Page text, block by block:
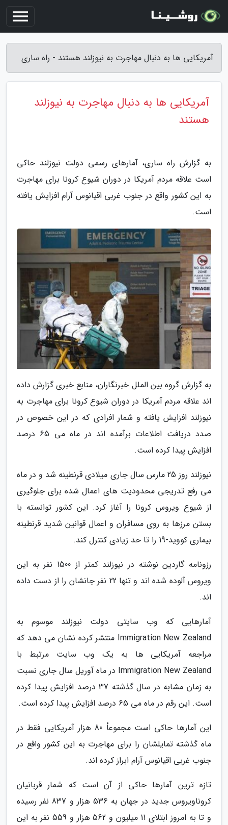
آمریکایی ها به دنبال مهاجرت به نیوزلند هستند - راه ساری
آمریکایی ها به دنبال مهاجرت به نیوزلند
هستند
به گزارش راه ساری، آمارهای رسمی دولت نیوزلند حاکی
است علاقه مردم آمریکا در دوران شیوع کرونا برای مهاجرت
به این کشور واقع در جنوب غربی اقیانوس آرام افزایش یافته
است.
به گزارش گروه بین الملل خبرنگاران، منابع خبری گزارش داده
اند علاقه مردم آمریکا در دوران شیوع کرونا برای مهاجرت به
نیوزلند افزایش یافته و شمار افرادی که در این خصوص در
صدد دریافت اطلاعات برآمده اند در ماه می 65 درصد
افزایش پیدا کرده است.
نیوزلند روز 25 مارس سال جاری میلادی قرنطینه شد و در ماه
می رفع تدریجی محدودیت های اعمال شده برای جلوگیری
از شیوع ویروس کرونا را آغاز کرد. این کشور توانسته با
بستن مرزها به روی مسافران و اعمال قوانین شدید قرنطینه
بیماری کووید-19 را تا حد زیادی کنترل کند.
رزونامه گاردین نوشته در نیوزلند کمتر از 1500 نفر به این
ویروس آلوده شده اند و تنها 22 نفر جانشان را از دست داده
اند.
آمارهایی که وب سایتی دولت نیوزلند موسوم به
Immigration New Zealand منتشر کرده نشان می دهد که
مراجعه آمریکایی ها به یک وب سایت مرتبط با
Immigration New Zealand در ماه آوریل سال جاری نسبت
به زمان مشابه در سال گذشته 37 درصد افزایش پیدا کرده
است. این رقم در ماه می 65 درصد افزایش پیدا کرده است.
این آمارها حاکی است مجموعاْ 80 هزار آمریکایی فقط در
ماه گذشته تمایلشان را برای مهاجرت به این کشور واقع در
جنوب غربی اقیانوس آرام ابراز کرده اند.
تازه ترین آمارها حاکی از آن است که شمار قربانیان
کروناویروس جدید در جهان به 536 هزار و 837 نفر رسیده
و تا به امروز ابتلای 11 میلیون و 562 هزار و 559 نفر به این